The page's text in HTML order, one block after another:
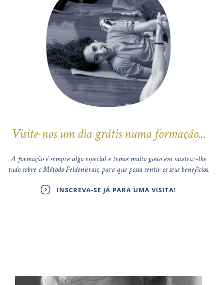
Visite-nos um dia grátis numa formação...
A formação é sempre algo especial e temos muito gosto em mostrar-lhe
tudo sobre o Método Feldenkrais, para que possa sentir os seus benefícios.
INSCREVA-SE JÁ PARA UMA VISITA!